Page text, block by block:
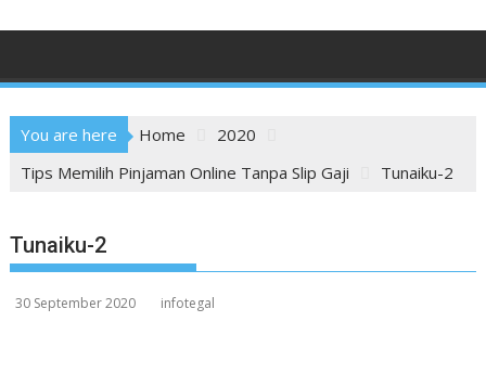
You are here Home
2020
Tips Memilih Pinjaman Online Tanpa Slip Gaji
Tunaiku-2
Tunaiku-2
30 September 2020 infotegal